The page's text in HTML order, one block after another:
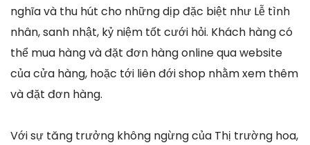
nghĩa và thu hút cho những dịp đặc biệt như Lễ tình
nhân, sanh nhật, kỷ niệm tốt cưới hỏi. Khách hàng có
thể mua hàng và đặt đơn hàng online qua website
của cửa hàng, hoặc tới liên đới shop nhằm xem thêm
và đặt đơn hàng.
Với sự tăng trưởng không ngừng của Thị trường hoa,